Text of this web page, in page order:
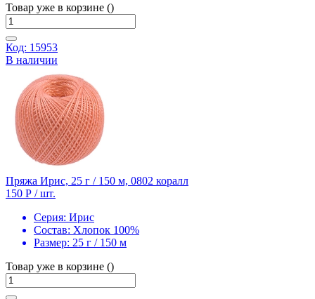
Товар уже в корзине ()
Код: 15953
В наличии
Пряжа Ирис, 25 г / 150 м, 0802 коралл
150 Р / шт.
Серия: Ирис
Состав: Хлопок 100%
Размер: 25 г / 150 м
Товар уже в корзине ()